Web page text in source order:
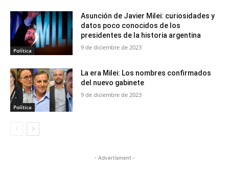
Política
Asunción de Javier Milei: curiosidades y
datos poco conocidos de los
presidentes de la historia argentina
9 de diciembre de 2023
Política
La era Milei: Los nombres confirmados
del nuevo gabinete
9 de diciembre de 2023
- Advertisment -